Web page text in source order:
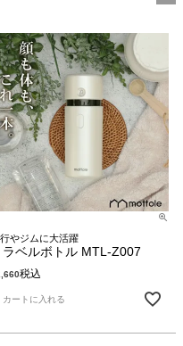
やジムに大活躍
ラベルボトル MTL-Z007
税込
カートに入れる